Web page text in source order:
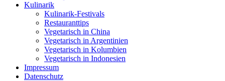
Kulinarik
Kulinarik-Festivals
Restauranttips
Vegetarisch in China
Vegetarisch in Argentinien
Vegetarisch in Kolumbien
Vegetarisch in Indonesien
Impressum
Datenschutz